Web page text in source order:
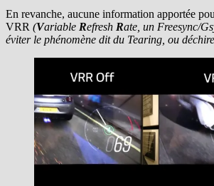
En revanche, aucune information apportée
VRR (Variable Refresh Rate, un Freesync/
éviter le phénomène dit du Tearing, ou